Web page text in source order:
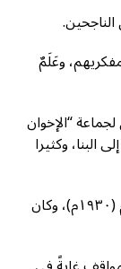
وعَلَمٌ
“الإخوان
البنا، وكثيرا
– التحق بكلية الحقوق بالقاهرة، وتخرج فيها عام (١٩٣٠م)، وكان